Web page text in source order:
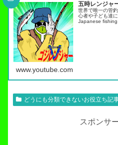
五時レンジャ
世界で唯一の管
心者や子ども達
Japanese fishing
www.youtube.com
どうにも分類できないお役立ち記
スポンサ